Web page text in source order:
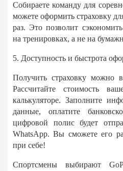
Собираете команду для
можете оформить страховку
раз. Это позволит
на тренировках, а не на
5. Доступность и быстрота
Получить страховку можно
Рассчитайте стоимость
калькуляторе. Заполните
данные, оплатите
цифровой полис будет
WhatsApp. Вы сможете его
при себе!
Спортсмены выбирают